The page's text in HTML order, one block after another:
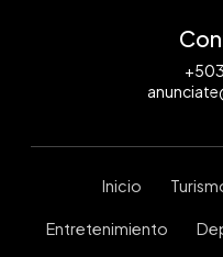
Inicio
Entretenimiento